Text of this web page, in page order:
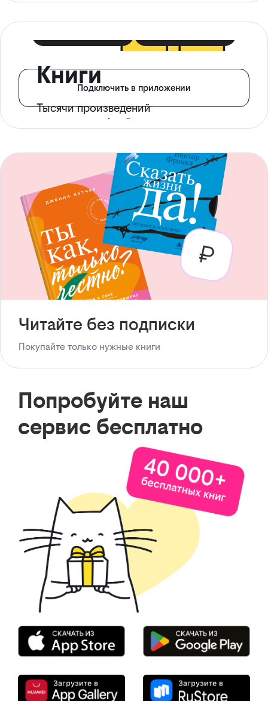
Книги
Тысячи произведений
с доступом офлайн
Подключить в приложении
Читайте без подписки
Покупайте только нужные книги
Попробуйте наш
сервис бесплатно